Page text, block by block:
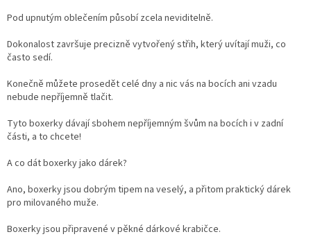
Pod upnutým oblečením působí zcela neviditelně.
Dokonalost završuje precizně vytvořený střih, který uvítají muži, co
často sedí.
Konečně můžete prosedět celé dny a nic vás na bocích ani vzadu
nebude nepříjemně tlačit.
Tyto boxerky dávají sbohem nepříjemným švům na bocích i v zadní
části, a to chcete!
A co dát boxerky jako dárek?
Ano, boxerky jsou dobrým tipem na veselý, a přitom praktický dárek
pro milovaného muže.
Boxerky jsou připravené v pěkné dárkové krabičce.